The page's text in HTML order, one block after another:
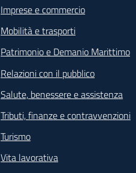
Imprese e commercio
Mobilità e trasporti
Patrimonio e Demanio Marittimo
Relazioni con il pubblico
Salute, benessere e assistenza
Tributi, finanze e contravvenzioni
Turismo
Vita lavorativa